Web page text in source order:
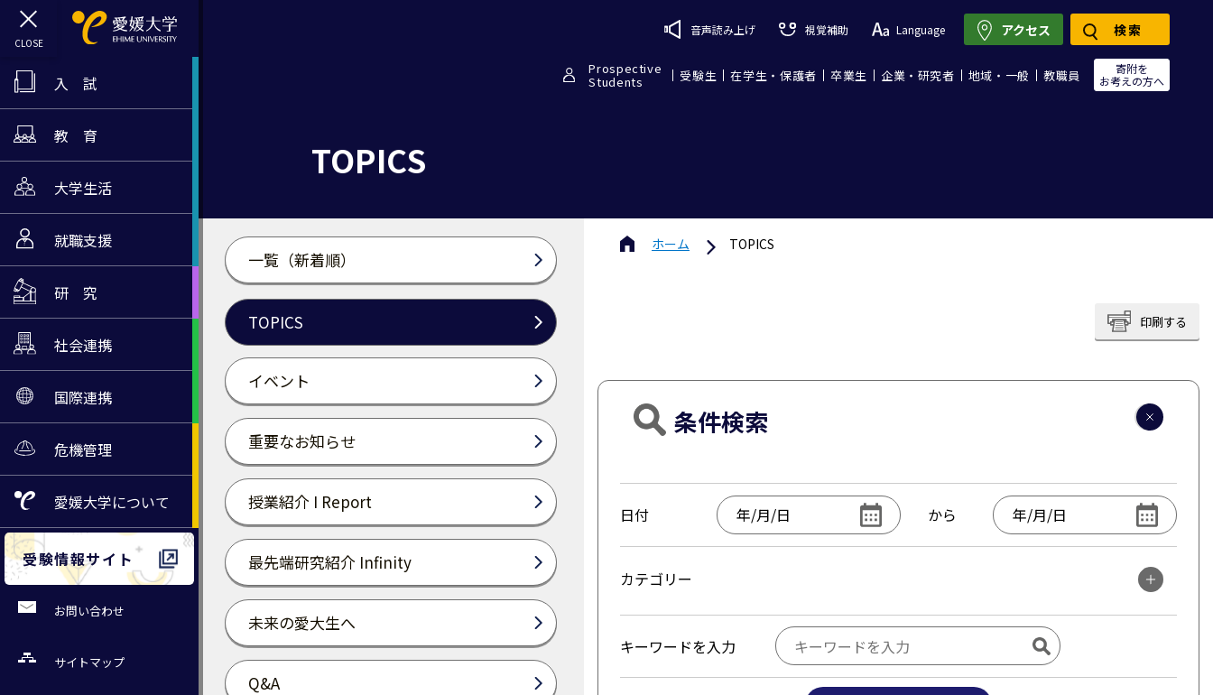
入 試
教 育
大学生活
就職支援
研 究
社会連携
国際連携
危機管理
愛媛大学について
受験情報サイト
お問い合わせ
サイトマップ
音声読み上げ 視覚補助 Language
Prospective
Students 受験生 在学生・保護者 卒業生 企業・研究者 地域・一般 教職員
寄附を
お考えの方へ
アクセス 検索
TOPICS
一覧（新着順）
TOPICS
イベント
重要なお知らせ
授業紹介 I Report
最先端研究紹介 Infinity
未来の愛大生へ
Q&A
ホーム TOPICS
印刷する
条件検索
日付 から
カテゴリー
キーワードを入力